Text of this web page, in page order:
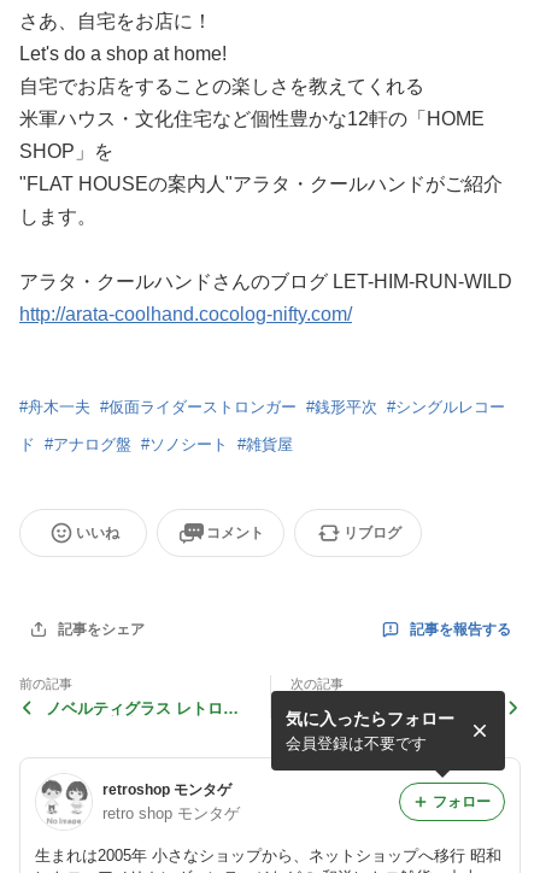
さあ、自宅をお店に！
Let's do a shop at home!
自宅でお店をすることの楽しさを教えてくれる
米軍ハウス・文化住宅など個性豊かな12軒の「HOME
SHOP」を
"FLAT HOUSEの案内人"アラタ・クールハンドがご紹介
します。
アラタ・クールハンドさんのブログ LET-HIM-RUN-WILD
http://arata-coolhand.cocolog-nifty.com/
#舟木一夫 #仮面ライダーストロンガー #銭形平次 #シングルレコー
ド #アナログ盤 #ソノシート #雑貨屋
いいね コメント リブログ
記事をシェア 記事を報告する
前の記事
ノベルティグラス レトロ＊
次の記事
武将 レトロ＊mid 70's 劇画
で楽しむ大河ドラマ？
retroshop モンタゲ
retro shop モンタゲ
生まれは2005年 小さなショップから、ネットショップへ移行 昭和
気に入ったらフォロー
会員登録は不要です
フォロー